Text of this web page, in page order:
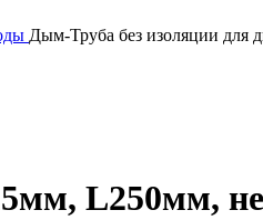
Дым-Труба без изоляции для
L250мм,